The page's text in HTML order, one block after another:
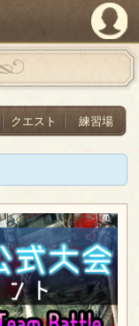
PandoraPartyProject
クエスト 練習場